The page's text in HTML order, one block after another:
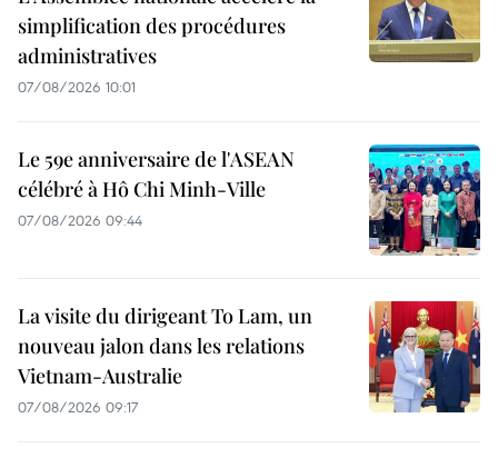
simplification des procédures
administratives
07/08/2026 10:01
Le 59e anniversaire de l'ASEAN
célébré à Hô Chi Minh-Ville
07/08/2026 09:44
La visite du dirigeant To Lam, un
nouveau jalon dans les relations
Vietnam-Australie
07/08/2026 09:17